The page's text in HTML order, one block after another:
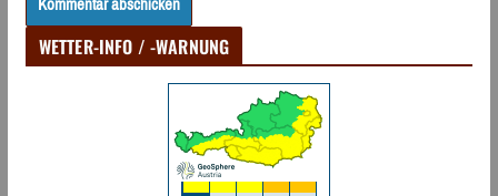
WETTER-INFO / -WARNUNG